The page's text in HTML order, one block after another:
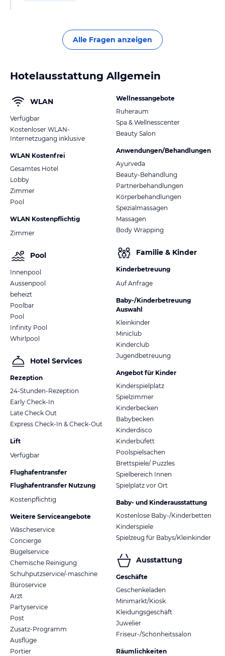
Alle Fragen anzeigen
Hotelausstattung Allgemein
WLAN
Verfügbar
Kostenloser WLAN-
Internetzugang inklusive
WLAN Kostenfrei
Gesamtes Hotel
Lobby
Zimmer
Pool
WLAN Kostenpflichtig
Zimmer
Pool
Innenpool
Aussenpool
beheizt
Poolbar
Pool
Infinity Pool
Whirlpool
Hotel Services
Rezeption
24-Stunden-Rezeption
Early Check-In
Late Check Out
Express Check-In & Check-Out
Lift
Verfügbar
Flughafentransfer
Flughafentransfer Nutzung
Kostenpflichtig
Weitere Serviceangebote
Wäscheservice
Concierge
Bügelservice
Chemische Reinigung
Schuhputzservice/-maschine
Büroservice
Arzt
Partyservice
Post
Zusatz-Programm
Ausflüge
Portier
Wellnessangebote
Ruheraum
Spa & Wellnesscenter
Beauty Salon
Anwendungen/Behandlungen
Ayurveda
Beauty-Behandlung
Partnerbehandlungen
Körperbehandlungen
Spezialmassagen
Massagen
Body Wrapping
Familie & Kinder
Kinderbetreuung
Auf Anfrage
Baby-/Kinderbetreuung
Auswahl
Kleinkinder
Miniclub
Kinderclub
Jugendbetreuung
Angebot für Kinder
Kinderspielplatz
Spielzimmer
Kinderbecken
Babybecken
Kinderdisco
Kinderbüfett
Poolspielsachen
Brettspiele/ Puzzles
Spielbereich Innen
Spielplatz vor Ort
Baby- und Kinderausstattung
Kostenlose Baby-/Kinderbetten
Kinderspiele
Spielzeug für Babys/Kleinkinder
Ausstattung
Geschäfte
Geschenkeladen
Minimarkt/Kiosk
Kleidungsgeschäft
Juwelier
Friseur-/Schönheitssalon
Räumlichkeiten